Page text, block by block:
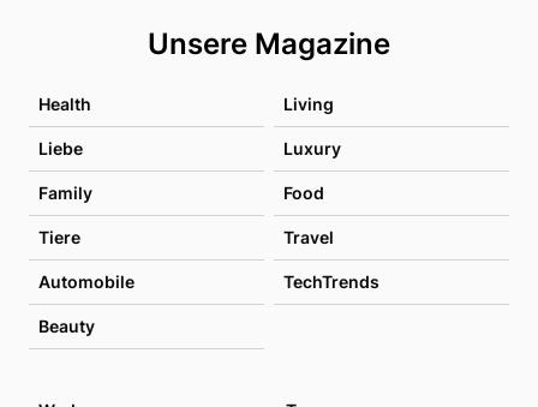
Unsere Magazine
Health Living
Liebe Luxury
Family Food
Tiere Travel
Automobile TechTrends
Beauty